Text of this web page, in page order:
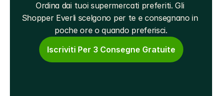
Ordina dai tuoi supermercati preferiti. Gli
Shopper Everli scelgono per te e consegnano in
poche ore o quando preferisci.
Iscriviti Per 3 Consegne Gratuite